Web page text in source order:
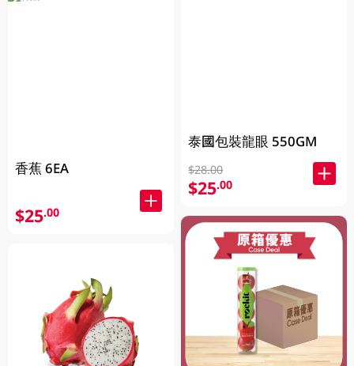
香蕉 6EA
$25.00
泰國包裝龍眼 550GM
$28.00
$25.00